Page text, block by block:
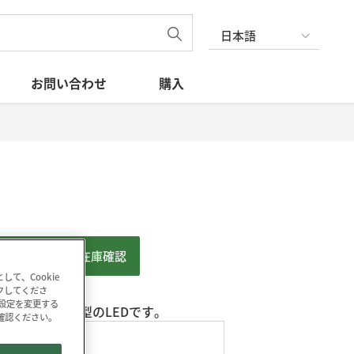
日本語
お問い合わせ 購入
WEB販売 在庫確認
の表面実装型のLEDです。
して、Cookie
てくださ
定を変更する
認ください。